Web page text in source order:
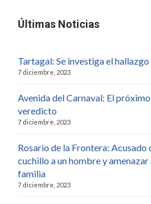
Últimas Noticias
Tartagal: Se investiga el
7 diciembre, 2023
Avenida del Carnaval: El
veredicto
7 diciembre, 2023
Rosario de la Frontera: Acusado
cuchillo a un hombre y amenazar
familia
7 diciembre, 2023